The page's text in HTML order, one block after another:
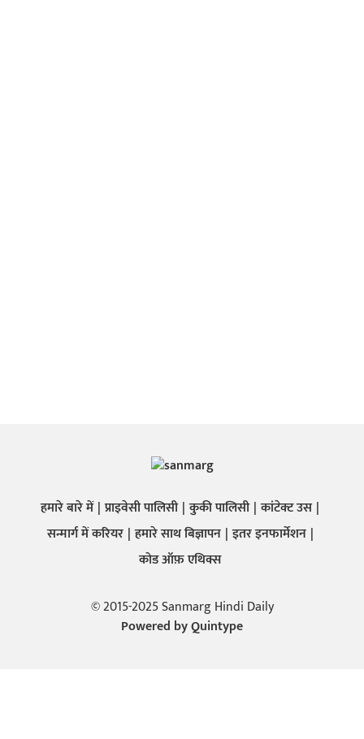
हमारे बारे में प्राइवेसी पालिसी कुकी पालिसी कांटेक्ट उस
सन्मार्ग में करियर हमारे साथ बिज्ञापन इतर इनफार्मेशन
कोड ऑफ़ एथिक्स
© 2015-2025 Sanmarg Hindi Daily
Powered byQuintype